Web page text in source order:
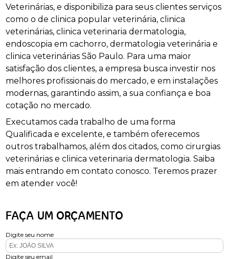
Veterinárias, e disponibiliza para seus clientes serviços
como o de clinica popular veterinária, clinica
veterinárias, clinica veterinaria dermatologia,
endoscopia em cachorro, dermatologia veterinária e
clinica veterinárias São Paulo. Para uma maior
satisfação dos clientes, a empresa busca investir nos
melhores profissionais do mercado, e em instalações
modernas, garantindo assim, a sua confiança e boa
cotação no mercado.
Executamos cada trabalho de uma forma
Qualificada e excelente, e também oferecemos
outros trabalhamos, além dos citados, como cirurgias
veterinárias e clinica veterinaria dermatologia. Saiba
mais entrando em contato conosco. Teremos prazer
em atender você!
FAÇA UM ORÇAMENTO
Digite seu nome
Digite seu email